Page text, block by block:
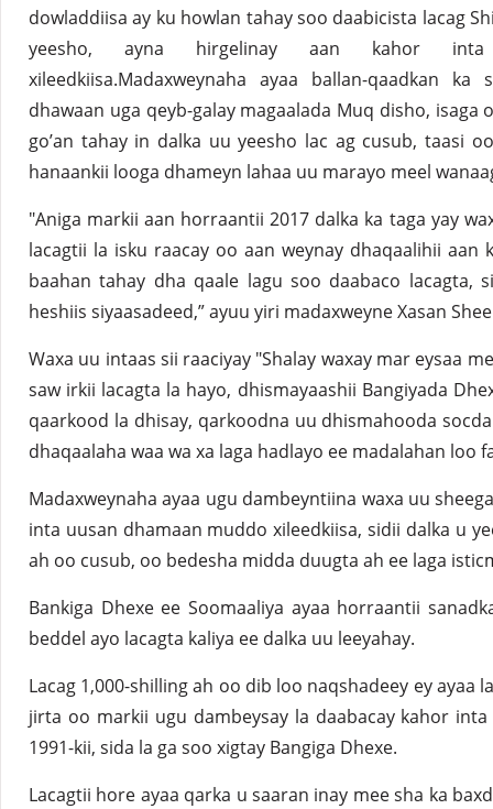
dowladdiisa ay ku howlan tahay soo daabicista lacag
yeesho, ayna hirgelinay aan kahor
xileedkiisa.Madaxweynaha ayaa ballan-qaadkan
dhawaan uga qeyb-galay magaalada Muq disho, isaga
go’an tahay in dalka uu yeesho lac ag cusub, taasi
hanaankii looga dhameyn lahaa uu marayo meel
"Aniga markii aan horraantii 2017 dalka ka taga yay
lacagtii la isku raacay oo aan weynay dhaqaalihii aan
baahan tahay dha qaale lagu soo daabaco lacagta,
heshiis siyaasadeed,” ayuu yiri madaxweyne Xasan
Waxa uu intaas sii raaciyay "Shalay waxay mar eysaa
saw irkii lacagta la hayo, dhismayaashii Bangiyada
qaarkood la dhisay, qarkoodna uu dhismahooda
dhaqaalaha waa wa xa laga hadlayo ee madalahan loo
Madaxweynaha ayaa ugu dambeyntiina waxa uu
inta uusan dhamaan muddo xileedkiisa, sidii dalka u
ah oo cusub, oo bedesha midda duugta ah ee laga
Bankiga Dhexe ee Soomaaliya ayaa horraantii
beddel ayo lacagta kaliya ee dalka uu leeyahay.
Lacag 1,000-shilling ah oo dib loo naqshadeey ey ayaa
jirta oo markii ugu dambeysay la daabacay kahor
1991-kii, sida la ga soo xigtay Bangiga Dhexe.
Lacagtii hore ayaa qarka u saaran inay mee sha ka